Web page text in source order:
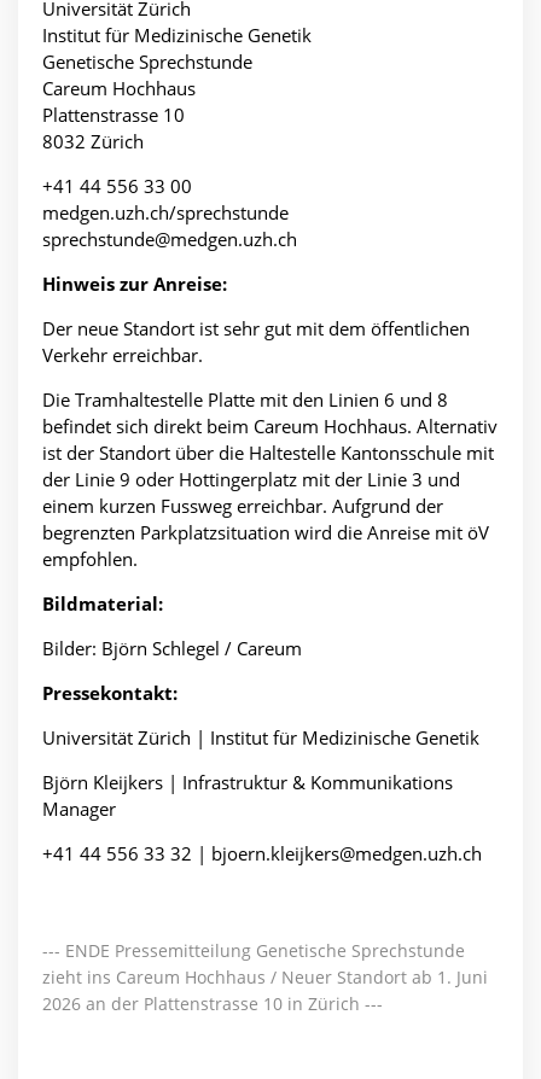
Universität Zürich
Institut für Medizinische Genetik
Genetische Sprechstunde
Careum Hochhaus
Plattenstrasse 10
8032 Zürich
+41 44 556 33 00
medgen.uzh.ch/sprechstunde
sprechstunde@medgen.uzh.ch
Hinweis zur Anreise:
Der neue Standort ist sehr gut mit dem öffentlichen
Verkehr erreichbar.
Die Tramhaltestelle Platte mit den Linien 6 und 8
befindet sich direkt beim Careum Hochhaus. Alternativ
ist der Standort über die Haltestelle Kantonsschule mit
der Linie 9 oder Hottingerplatz mit der Linie 3 und
einem kurzen Fussweg erreichbar. Aufgrund der
begrenzten Parkplatzsituation wird die Anreise mit öV
empfohlen.
Bildmaterial:
Bilder: Björn Schlegel / Careum
Pressekontakt:
Universität Zürich | Institut für Medizinische Genetik
Björn Kleijkers | Infrastruktur & Kommunikations
Manager
+41 44 556 33 32 | bjoern.kleijkers@medgen.uzh.ch
--- ENDE Pressemitteilung Genetische Sprechstunde
zieht ins Careum Hochhaus / Neuer Standort ab 1. Juni
2026 an der Plattenstrasse 10 in Zürich ---